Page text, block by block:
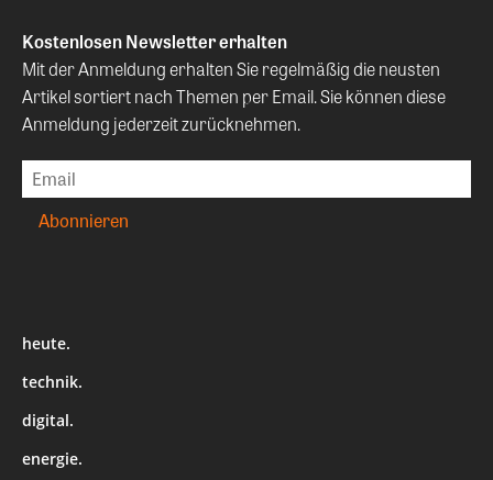
Kostenlosen Newsletter erhalten
Mit der Anmeldung erhalten Sie regelmäßig die neusten
Artikel sortiert nach Themen per Email. Sie können diese
Anmeldung jederzeit zurücknehmen.
heute.
technik.
digital.
energie.